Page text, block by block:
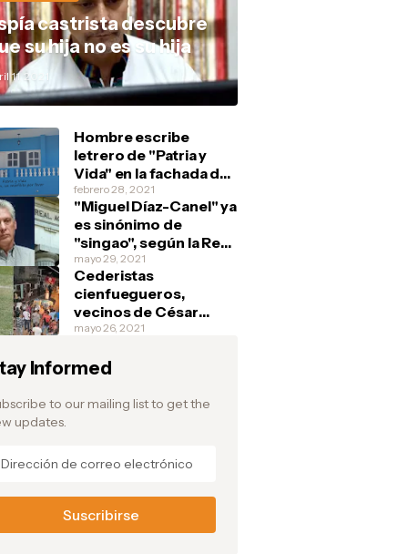
castrista descubre
su hija no es su hija
11, 2021
Hombre escribe
letrero de "Patria y
Vida" en la fachada de
su casa y debajo
escribe: "Si tienen, un
marfilito por favor"
febrero 28, 2021
"Miguel Díaz-Canel" ya
es sinónimo de
"singao", según la Real
Academia Española
mayo 29, 2021
Cederistas
cienfuegueros,
vecinos de César
Prieto, aplauden la
festejan en la barriada
atleta vivía
mayo 26, 2021
Informed
to our mailing list to get the
updates.